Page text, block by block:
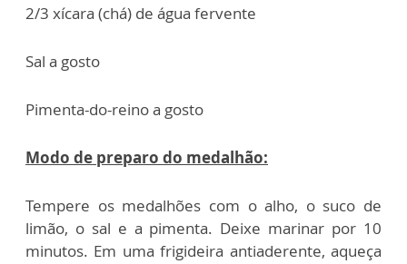
2/3 xícara (chá) de água fervente
Sal a gosto
Pimenta-do-reino a gosto
Modo de preparo do medalhão:
Tempere os medalhões com o alho, o suco de
limão, o sal e a pimenta. Deixe marinar por 10
minutos. Em uma frigideira antiaderente, aqueça